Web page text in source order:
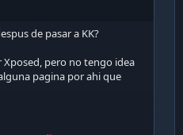
de pasar a KK?
pero no tengo idea
pagina por ahi que